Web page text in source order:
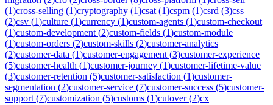
(1)cross-selling (1)cryptography (1)csat (1)cspm (1)csrd (3)css
(2)csv (1)culture (1)currency (1)custom-agents (1)custom-checkout
(1)custom-development (2)custom-fields (1)custom-module
(1)custom-orders (2)custom-skills (2)customer-analytics
(2)customer-data (1)customer-engagement (3)customer-experience
(5)customer-health (1)customer-journey (1)customer-lifetime-value
(3)customer-retention (5)customer-satisfaction (1)customer-
segmentation (2)customer-service (7)customer-success (5)customer-
support (7)customization (5)customs (1)cutover(2)cx